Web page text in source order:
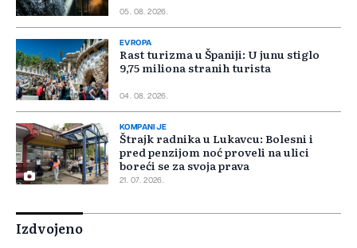
05. 08. 2026.
EVROPA
Rast turizma u Španiji: U junu stiglo
9,75 miliona stranih turista
04. 08. 2026.
KOMPANIJE
Štrajk radnika u Lukavcu: Bolesni i
pred penzijom noć proveli na ulici
boreći se za svoja prava
21. 07. 2026.
Izdvojeno